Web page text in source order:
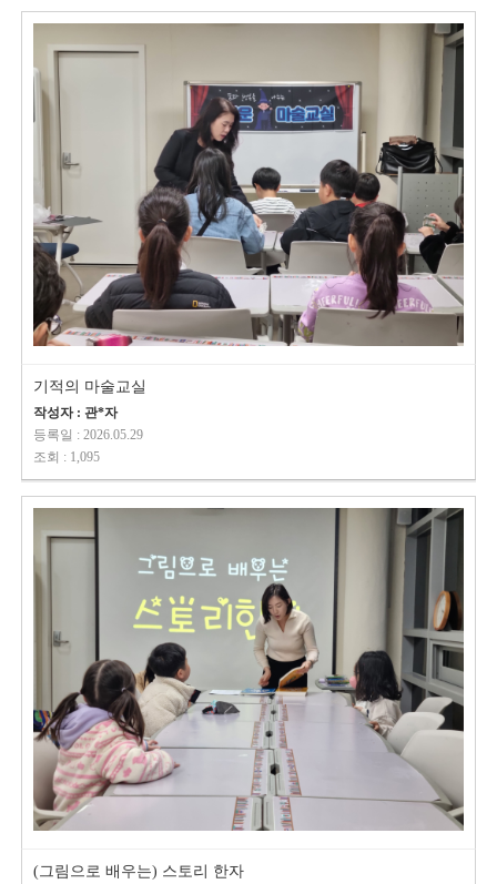
기적의 마술교실
작성자 : 관*자
등록일 : 2026.05.29
조회 : 1,095
(그림으로 배우는) 스토리 한자